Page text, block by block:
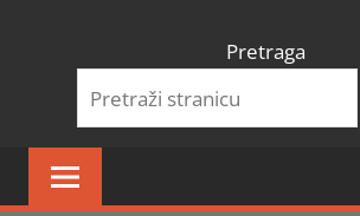
Pretraga